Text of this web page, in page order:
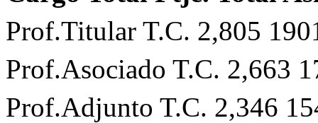
Prof.Titular T.C. 2,805
Prof.Asociado T.C. 2,663
Prof.Adjunto T.C. 2,346